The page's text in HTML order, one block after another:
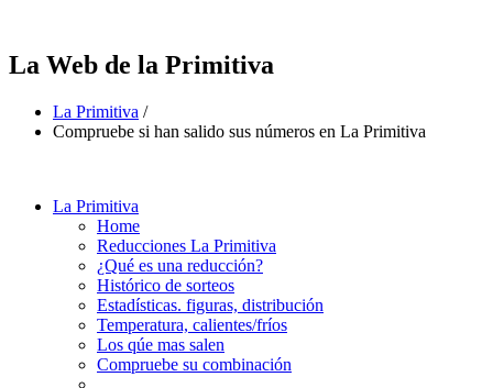
La Web de la Primitiva
La Primitiva /
Compruebe si han salido sus números en La Primitiva
La Primitiva
Home
Reducciones La Primitiva
¿Qué es una reducción?
Histórico de sorteos
Estadísticas. figuras, distribución
Temperatura, calientes/fríos
Los qúe mas salen
Compruebe su combinación